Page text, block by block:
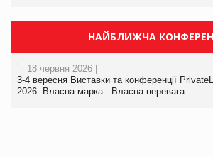
НАЙБЛИЖЧА
18 червня 2026 |
3-4 вересня Виставки та конференції
2026: Власна марка - Власна перевага